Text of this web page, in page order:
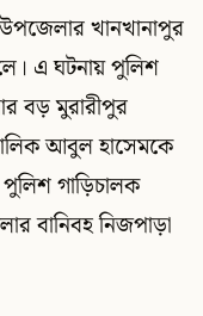
খানখানাপুর
এ ঘটনায় পুলিশ
বড় মুরারীপুর
আবুল হাসেমকে
গাড়িচালক
বানিবহ নিজপাড়া